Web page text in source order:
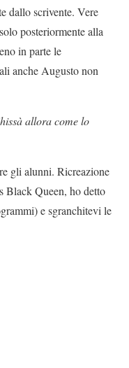
dallo scrivente. Vere
posteriormente alla
in parte le
anche Augusto non
allora come lo
gli alunni. Ricreazione
Black Queen, ho detto
e sgranchitevi le